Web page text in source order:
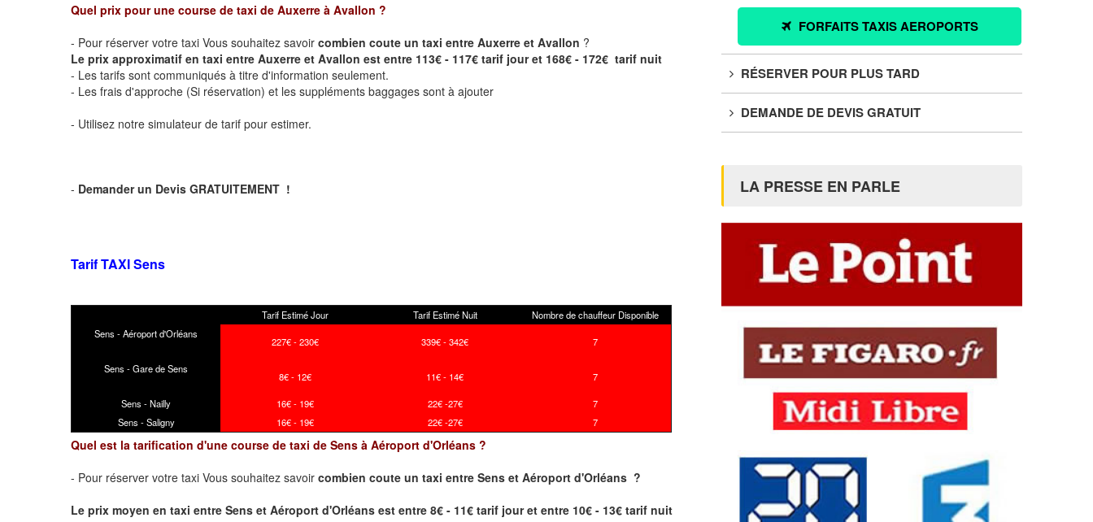
Quel prix pour une course de taxi de Auxerre à Avallon ?
- Pour réserver votre taxi Vous souhaitez savoir combien coute un taxi entre Auxerre et Avallon ?
Le prix approximatif en taxi entre Auxerre et Avallon est entre 113€ - 117€ tarif jour et 168€ - 172€ tarif nuit
- Les tarifs sont communiqués à titre d'information seulement.
- Les frais d'approche (Si réservation) et les suppléments baggages sont à ajouter
- Utilisez notre simulateur de tarif pour estimer.
- Demander un Devis GRATUITEMENT !
Tarif TAXI Sens
Tarif Estimé Jour Tarif Estimé Nuit
Nombre de chauffeur Disponible
Sens - Aéroport d'Orléans
227€ - 230€ 339€ - 342€ 7
Sens - Gare de Sens
8€ - 12€ 11€ - 14€ 7
Sens - Nailly 16€ - 19€ 22€ -27€
7
Sens - Saligny
16€ - 19€ 22€ -27€ 7
Quel est la tarification d'une course de taxi de Sens à Aéroport d'Orléans ?
- Pour réserver votre taxi Vous souhaitez savoir combien coute un taxi entre Sens et Aéroport d'Orléans ?
Le prix moyen en taxi entre Sens et Aéroport d'Orléans est entre 8€ - 11€ tarif jour et entre 10€ - 13€ tarif nuit
FORFAITS TAXIS AEROPORTS
RÉSERVER POUR PLUS TARD
DEMANDE DE DEVIS GRATUIT
LA PRESSE EN PARLE